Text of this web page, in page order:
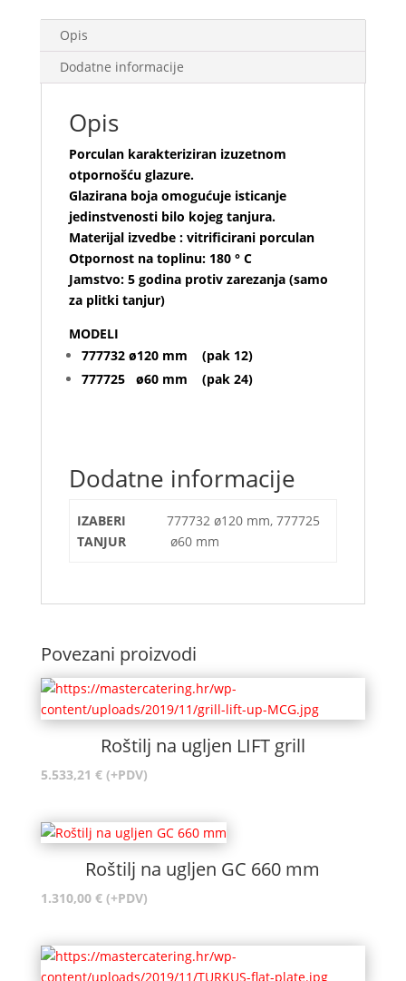
Opis
Dodatne informacije
Opis
Porculan karakteriziran izuzetnom
otpornošću glazure.
Glazirana boja omogućuje isticanje
jedinstvenosti bilo kojeg tanjura.
Materijal izvedbe : vitrificirani porculan
Otpornost na toplinu: 180 ° C
Jamstvo: 5 godina protiv zarezanja (samo
za plitki tanjur)
MODELI
777732 ø120 mm (pak 12)
777725 ø60 mm (pak 24)
Dodatne informacije
IZABERI
TANJUR
777732 ø120 mm, 777725
ø60 mm
Povezani proizvodi
Roštilj na ugljen LIFT grill
5.533,21 € (+PDV)
Roštilj na ugljen GC 660 mm
1.310,00 € (+PDV)